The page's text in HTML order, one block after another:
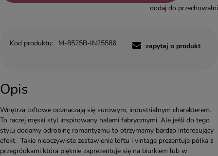
dodaj do przechowalni
Kod produktu: M-8525B-IN25586 zapytaj o produkt
Opis
Wnętrza loftowe odznaczają się surowym, industrialnym charakterem.
To raczej męski styl inspirowany halami fabrycznymi. Ale jeśli do tego
stylu dodamy odrobinę romantyzmu to otrzymamy bardzo interesujący
efekt. Takie nieoczywiste zestawienie loftu i vintage prezentuje półka z
przegródkami która pięknie zaprezentuje się na biurkiem lub w